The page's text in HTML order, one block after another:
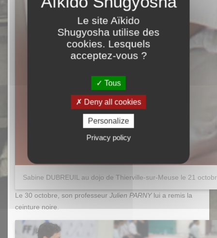
Sabine DUBREUIL au dojo de Thierville-sur-Meuse le 21
Le 30 octobre, son professeur Julien PARNYlui a remis la
ceinture noire.
Le site Aïkido
Shugyosha utilise des
cookies. Lesquels
acceptez-vous ?
Tous
Deny all cookies
Personalize
Privacy policy